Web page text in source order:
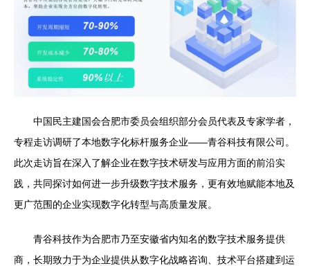
中国民主建国会合肥市委员会组织部分会员代表及专家学者，
专程走访调研了本地数字化标杆服务企业——青谷科技有限公司。
此次走访旨在深入了解企业在数字技术研发与应用方面的前沿实
践，共同探讨如何进一步升级数字技术服务，更有效地赋能本地及
更广范围的企业实现数字化转型与高质量发展。
青谷科技作为合肥市乃至安徽省内知名的数字技术服务提供
商，长期致力于为企业提供从数字化战略咨询、技术平台搭建到运